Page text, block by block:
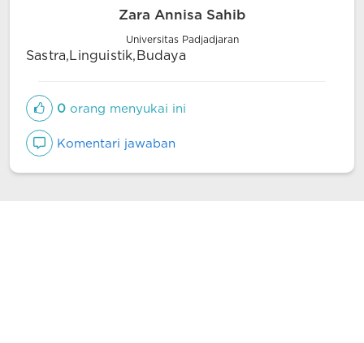
Zara Annisa Sahib
Universitas Padjadjaran
Sastra,Linguistik,Budaya
0 orang menyukai ini
Komentari jawaban